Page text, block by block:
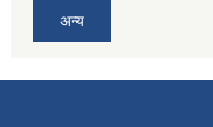
अन्य